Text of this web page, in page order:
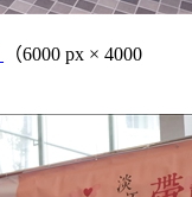
（6000 px × 4000